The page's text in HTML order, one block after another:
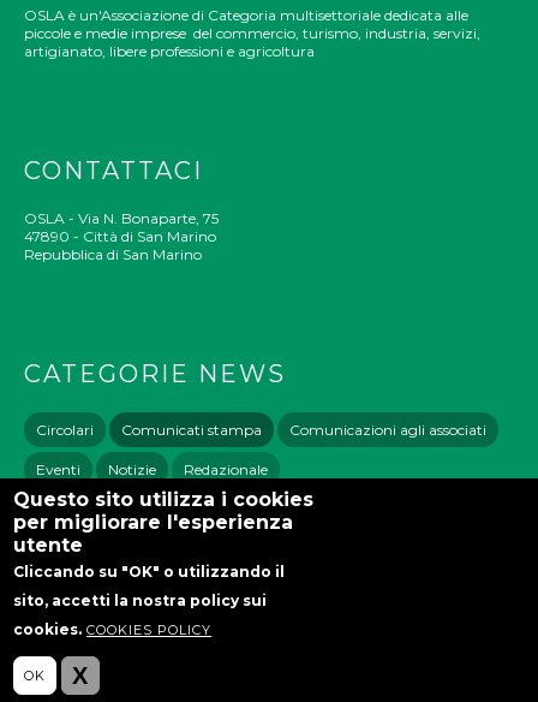
OSLA è un'Associazione di Categoria multisettoriale dedicata alle
piccole e medie imprese del commercio, turismo, industria, servizi,
artigianato, libere professioni e agricoltura
CONTATTACI
OSLA - Via N. Bonaparte, 75
47890 - Città di San Marino
Repubblica di San Marino
CATEGORIE NEWS
Circolari Comunicati stampa Comunicazioni agli associati
Eventi Notizie Redazionale
Cookies Policy
Questo sito utilizza i cookies
per migliorare l'esperienza
utente
Cliccando su "OK" o utilizzando il
sito, accetti la nostra policy sui
cookies. COOKIES POLICY
OK X